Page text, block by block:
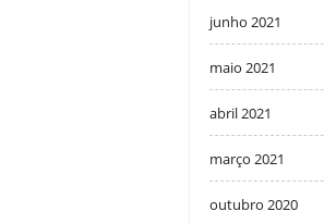
junho 2021
maio 2021
abril 2021
março 2021
outubro 2020